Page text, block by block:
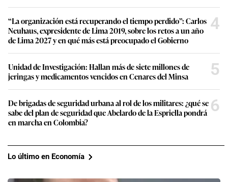
“La organización está recuperando el tiempo perdido”: Carlos
Neuhaus, expresidente de Lima 2019, sobre los retos a un año
de Lima 2027 y en qué más está preocupado el Gobierno
4
Unidad de Investigación: Hallan más de siete millones de
jeringas y medicamentos vencidos en Cenares del Minsa
5
De brigadas de seguridad urbana al rol de los militares: ¿qué se
sabe del plan de seguridad que Abelardo de la Espriella pondrá
en marcha en Colombia?
6
Lo último en Economía